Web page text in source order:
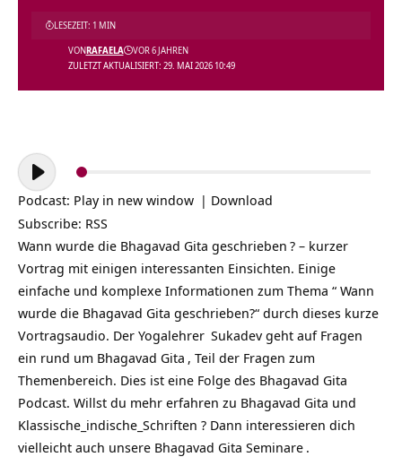
ZULETZT AKTUALISIERT: 29. MAI 2026 10:49
VONRAFAELA VOR 6 JAHREN
LESEZEIT: 1 MIN
Audio-
Player
Podcast: Play in new window | Download
Subscribe: RSS
Wann wurde die Bhagavad Gita geschrieben ? – kurzer
Vortrag mit einigen interessanten Einsichten. Einige
einfache und komplexe Informationen zum Thema “ Wann
wurde die Bhagavad Gita geschrieben?“ durch dieses kurze
Vortragsaudio. Der Yogalehrer Sukadev geht auf Fragen
ein rund um Bhagavad Gita , Teil der Fragen zum
Themenbereich. Dies ist eine Folge des Bhagavad Gita
Podcast. Willst du mehr erfahren zu Bhagavad Gita und
Klassische_indische_Schriften ? Dann interessieren dich
vielleicht auch unsere Bhagavad Gita Seminare .